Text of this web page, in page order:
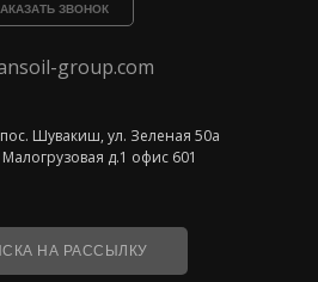
НА РАССЫЛКУ
ЗВОНОК
group.com
пос. Шувакиш, ул. Зеленая 50а
д.1 офис 601